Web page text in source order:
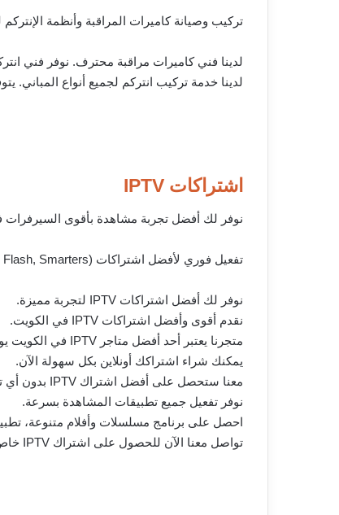
تركيب وصيانة كاميرات المراقبة وأنظمة
لدينا فني كاميرات مراقبة محترف. نوفر فني
لدينا خدمة تركيب انتركم لجميع أنواع المباني. يتوفر فني كاميرات مراقبة 24 ساعة لخدمتكم طوال
اشتراكات IPTV
نوفر لك أفضل تجربة مشاهدة بأقوى السيرفرات
تفعيل فوري لأفضل اشتراكات IPTV (Aroma, Flash, Smarters)، جودة 4K ودعم فني 24/7.
نوفر لك أفضل اشتراكات IPTV لتجربة مميزة.
نقدم أقوى وأفضل اشتراكات IPTV في الكويت.
متجرنا يعتبر أحد أفضل متاجر IPTV في الكويت يوفر لك كل ما تحتاجه من اشتراكات.
يمكنك شراء اشتراكك أونلاين بكل سهولة الآن.
معنا ستحصل على أفضل اشتراك IPTV بدون أي تقطيع ويعمل على كافة سرعات الانترنت بكفاءة.
نوفر تفعيل جميع تطبيقات المشاهدة بسرعة.
احصل على برنامج مسلسلات وأفلام متنوعة،
تواصل معنا الآن للحصول على اشتراك IPTV خاص بك!